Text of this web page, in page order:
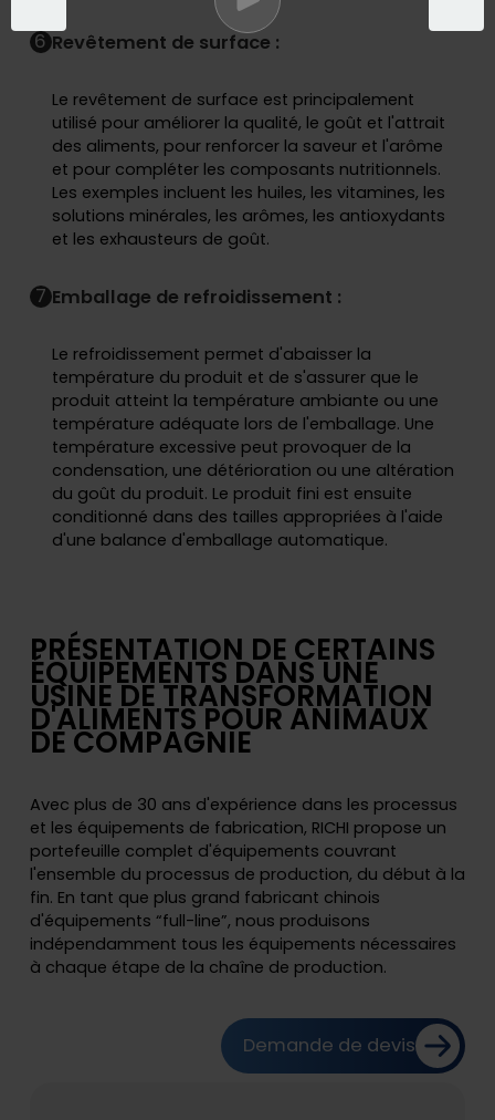
6Revêtement de surface :
Le revêtement de surface est principalement
utilisé pour améliorer la qualité, le goût et l'attrait
des aliments, pour renforcer la saveur et l'arôme
et pour compléter les composants nutritionnels.
Les exemples incluent les huiles, les vitamines, les
solutions minérales, les arômes, les antioxydants
et les exhausteurs de goût.
7 Emballage de refroidissement :
Le refroidissement permet d'abaisser la
température du produit et de s'assurer que le
produit atteint la température ambiante ou une
température adéquate lors de l'emballage. Une
température excessive peut provoquer de la
condensation, une détérioration ou une altération
du goût du produit. Le produit fini est ensuite
conditionné dans des tailles appropriées à l'aide
d'une balance d'emballage automatique.
PRÉSENTATION DE CERTAINS
ÉQUIPEMENTS DANS UNE
USINE DE TRANSFORMATION
D'ALIMENTS POUR ANIMAUX
DE COMPAGNIE
Avec plus de 30 ans d'expérience dans les processus
et les équipements de fabrication, RICHI propose un
portefeuille complet d'équipements couvrant
l'ensemble du processus de production, du début à la
fin. En tant que plus grand fabricant chinois
d'équipements “full-line”, nous produisons
indépendamment tous les équipements nécessaires
à chaque étape de la chaîne de production.
Demande de devis